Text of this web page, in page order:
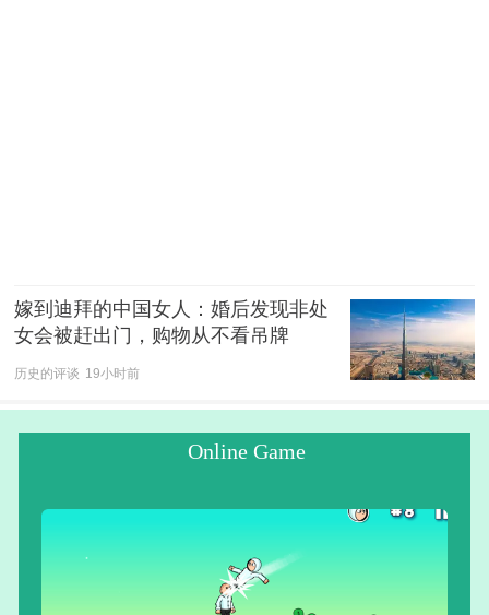
嫁到迪拜的中国女人：婚后发现非处
女会被赶出门，购物从不看吊牌
历史的评谈 19小时前